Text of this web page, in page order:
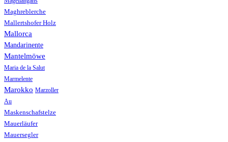
Maghreblerche
Mallertshofer Holz
Mallorca
Mandarinente
Mantelmöwe
Maria de la Salut
Marmelente
Marokko Marzoller
Au
Maskenschafstelze
Mauerläufer
Mauersegler